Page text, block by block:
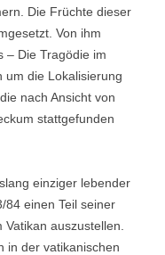
Die Früchte dieser
Von ihm
– Die Tragödie im
um die Lokalisierung
nach Ansicht von
stattgefunden
einziger lebender
84 einen Teil seiner
auszustellen.
in der vatikanischen